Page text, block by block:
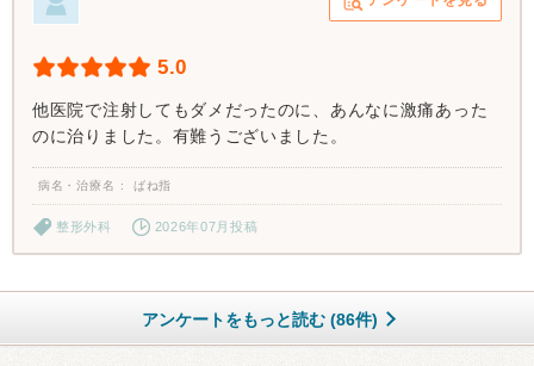
5.0
他医院で注射してもダメだったのに、あんなに激痛あった
のに治りました。有難うございました。
病名・治療名 ばね指
整形外科 2026年07月投稿
アンケートをもっと読む (86件)